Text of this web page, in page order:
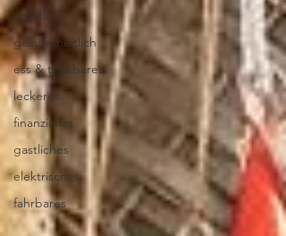
sportlich
gesundheitlich
ess & trinkbares
leckeres
finanzielles
gastliches
elektrisches
fahrbares